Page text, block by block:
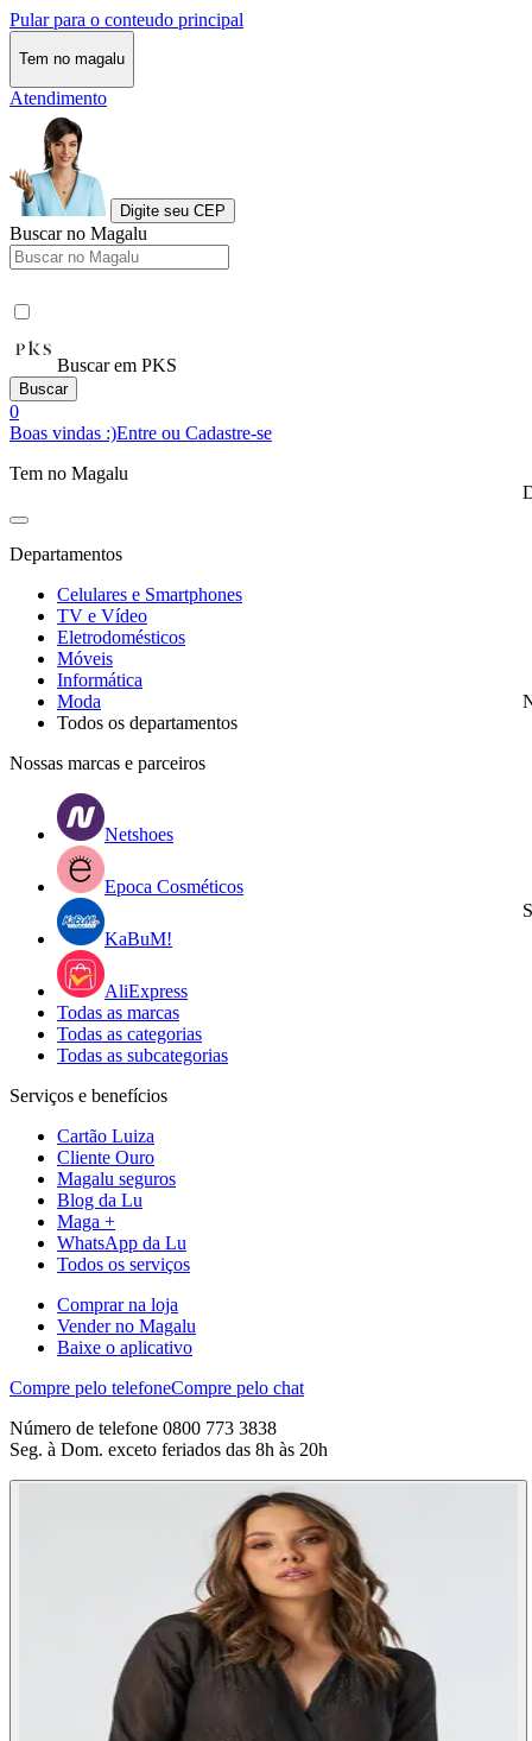
Pular para o conteudo principal
Tem no magalu
Atendimento
Digite seu CEP
Buscar no Magalu
Buscar em PKS
Buscar
0
Boas vindas :)Entre ou Cadastre-se
Tem no Magalu
Departamentos
Celulares e Smartphones
TV e Vídeo
Eletrodomésticos
Móveis
Informática
Moda
Todos os departamentos
Nossas marcas e parceiros
Netshoes
Epoca Cosméticos
KaBuM!
AliExpress
Todas as marcas
Todas as categorias
Todas as subcategorias
Serviços e benefícios
Cartão Luiza
Cliente Ouro
Magalu seguros
Blog da Lu
Maga +
WhatsApp da Lu
Todos os serviços
Comprar na loja
Vender no Magalu
Baixe o aplicativo
Compre pelo telefoneCompre pelo chat
Número de telefone 0800 773 3838
Seg. à Dom. exceto feriados das 8h às 20h